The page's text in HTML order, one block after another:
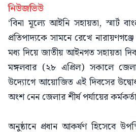
নিউজভিউ
‘বিনা মূল্যে আইনি সহায়তা, স্মার্ট
প্রতিপাদ্যকে সামনে রেখে
মধ্য দিয়ে জাতীয় আইনগত সহায়তা
মঙ্গলবার (২৮ এপ্রিল) সকালে
উদ্যোগে আয়োজিত এই দিবসের
অংশ নেন জেলার শীর্ষ পর্যায়ের
অনুষ্ঠানে প্রধান আকর্ষণ হিসেবে